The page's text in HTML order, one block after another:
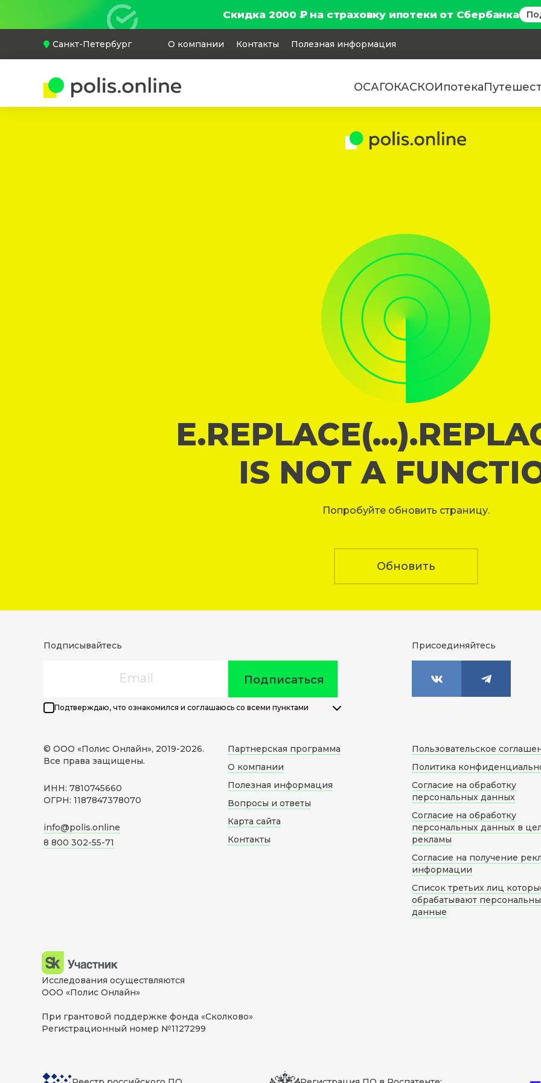
Скидка 2000 ₽ на страховку ипотеки от Сбербанка
Санкт-Петербург О компании Контакты Полезная информация
ОСАГОКАСКОИпотека
IS NOT A
Попробуйте обновить страницу.
Обновить
Подписывайтесь
Подписаться
Подтверждаю, что ознакомился и соглашаюсь со всеми пунктами
Присоединяйтесь
© ООО «Полис Онлайн», 2019-2026.
Все права защищены.
ИНН: 7810745660
ОГРН: 1187847378070
info@polis.online
8 800 302-55-71
Партнерская программа
О компании
Полезная информация
Вопросы и ответы
Карта сайта
Контакты
Пользовательское
Политика
Согласие на обработку
персональных данных
Согласие на обработку
персональных данных в
рекламы
Согласие на получение
информации
Список третьих лиц
обрабатывают
данные
Исследования осуществляются
ООО «Полис Онлайн»
При грантовой поддержке фонда «Сколково»
Регистрационный номер №1127299